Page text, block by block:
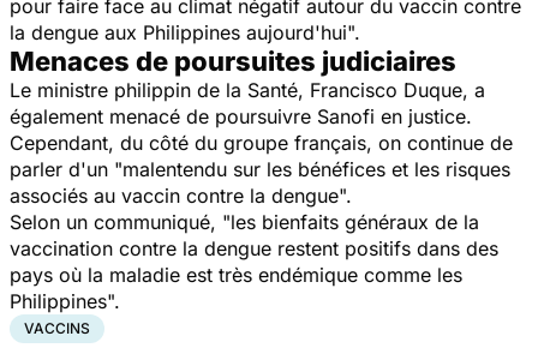
pour faire face au climat négatif autour du vaccin contre
la dengue aux Philippines aujourd'hui".
Menaces de poursuites judiciaires
Le ministre philippin de la Santé, Francisco Duque, a
également menacé de poursuivre Sanofi en justice.
Cependant, du côté du groupe français, on continue de
parler d'un "malentendu sur les bénéfices et les risques
associés au vaccin contre la dengue".
Selon un communiqué, "les bienfaits généraux de la
vaccination contre la dengue restent positifs dans des
pays où la maladie est très endémique comme les
Philippines".
VACCINS